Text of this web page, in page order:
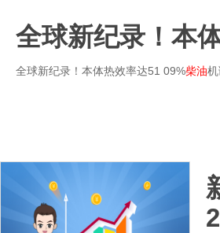
全球新纪录！本
全球新纪录！本体热效率达51 09%柴油